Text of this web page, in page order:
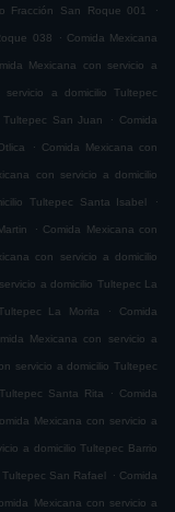
Fracción San Roque 001 .
038 . Comida Mexicana
Mexicana con servicio a
servicio a domicilio Tultepec
San Juan . Comida
. Comida Mexicana con
con servicio a domicilio
Tultepec Santa Isabel .
. Comida Mexicana con
con servicio a domicilio
a domicilio Tultepec La
La Morita . Comida
Mexicana con servicio a
servicio a domicilio Tultepec
Santa Rita . Comida
Mexicana con servicio a
a domicilio Tultepec Barrio
San Rafael . Comida
Mexicana con servicio a